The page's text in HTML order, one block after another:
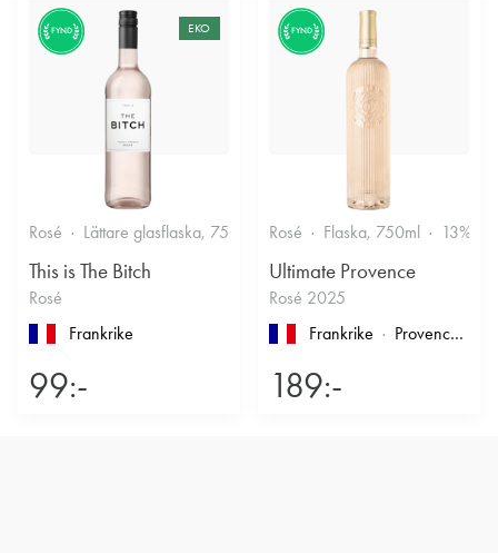
FYND EKO
Rosé Lättare glasflaska, 750ml 11.5% Friskt & Bärigt
This is The Bitch
Rosé
Frankrike
99:-
FYND
Rosé Flaska, 750ml 13%
Ultimate Provence
Rosé 2025
Frankrike
Provence
189:-